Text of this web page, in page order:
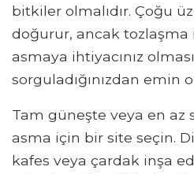
bitkiler olmalıdır. Çoğu
doğurur, ancak tozlaşma
asmaya ihtiyacınız
sorguladığınızdan emin
Tam güneşte veya en az
asma için bir site seçin.
kafes veya çardak inşa